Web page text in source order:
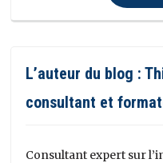
L’auteur du blog :
consultant et
Consultant expert sur